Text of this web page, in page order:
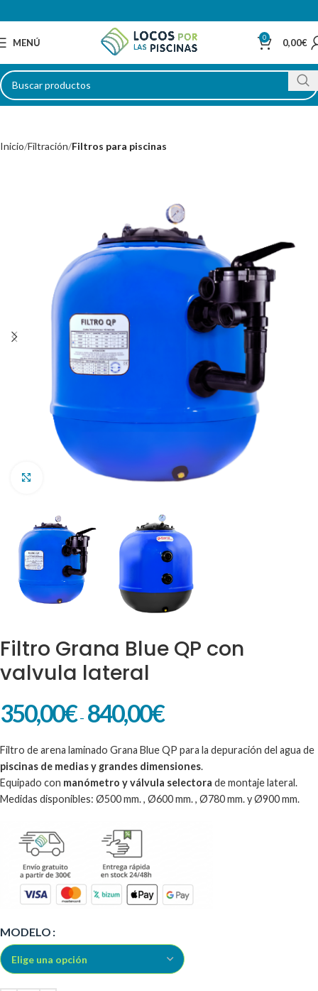
MENÚ 0 0,00€
Inicio Filtración Filtros para piscinas
Clic para ampliar
Filtro Grana Blue QP con
valvula lateral
350,00€ - 840,00€
Filtro de arena laminado Grana Blue QP para la depuración del agua de
piscinas de medias y grandes dimensiones.
Equipado con manómetro y válvula selectora de montaje lateral.
Medidas disponibles: Ø500 mm. , Ø600 mm. , Ø780 mm. y Ø900 mm.
MODELO
Alternative: